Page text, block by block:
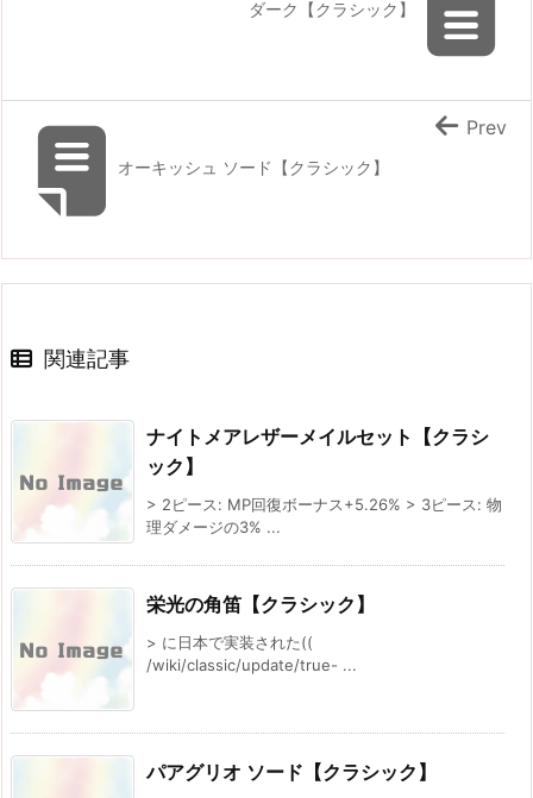
ダーク【クラシック】
オーキッシュ ソード【クラシック】
Prev
関連記事
ナイトメアレザーメイルセット【クラシ
ック】
> 2ピース: MP回復ボーナス+5.26% > 3ピース: 物
理ダメージの3% ...
栄光の角笛【クラシック】
> に日本で実装された((
/wiki/classic/update/true- ...
パアグリオ ソード【クラシック】